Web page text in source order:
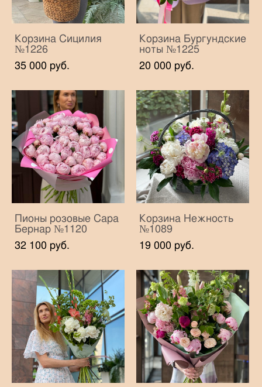
Корзина Сицилия
№1226
35 000 pуб.
Корзина Бургундские
ноты №1225
20 000 pуб.
Пионы розовые Сара
Бернар №1120
32 100 pуб.
Корзина Нежность
№1089
19 000 pуб.